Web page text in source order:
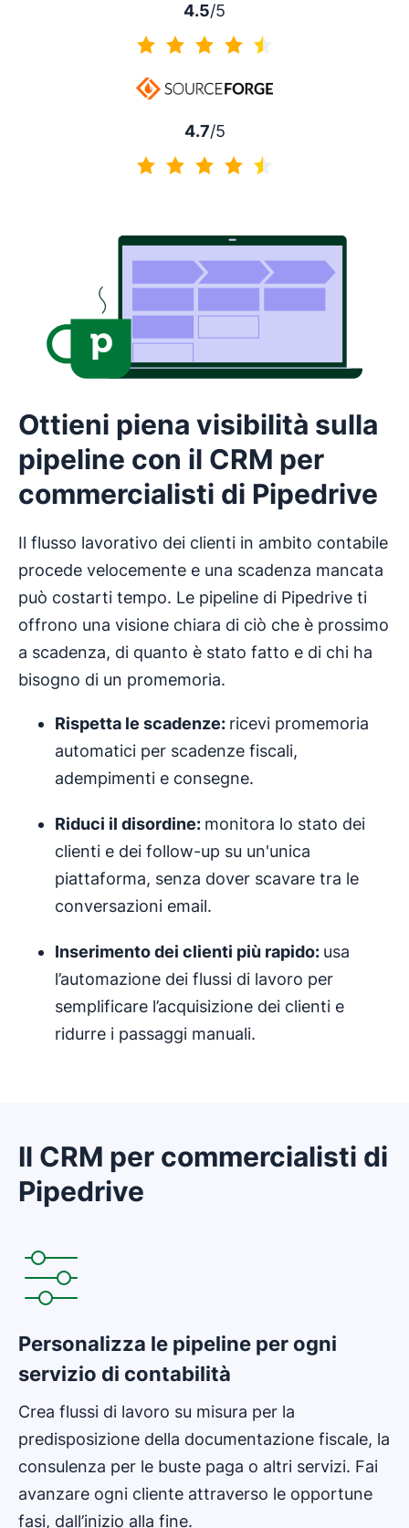
4.5/5
4.7/5
Ottieni piena visibilità sulla
pipeline con il CRM per
commercialisti di Pipedrive
Il flusso lavorativo dei clienti in ambito contabile
procede velocemente e una scadenza mancata
può costarti tempo. Le pipeline di Pipedrive ti
offrono una visione chiara di ciò che è prossimo
a scadenza, di quanto è stato fatto e di chi ha
bisogno di un promemoria.
Rispetta le scadenze: ricevi promemoria
automatici per scadenze fiscali,
adempimenti e consegne.
Riduci il disordine: monitora lo stato dei
clienti e dei follow-up su un'unica
piattaforma, senza dover scavare tra le
conversazioni email.
Inserimento dei clienti più rapido: usa
l’automazione dei flussi di lavoro per
semplificare l’acquisizione dei clienti e
ridurre i passaggi manuali.
Il CRM per commercialisti di
Pipedrive
Personalizza le pipeline per ogni
servizio di contabilità
Crea flussi di lavoro su misura per la
predisposizione della documentazione fiscale, la
consulenza per le buste paga o altri servizi. Fai
avanzare ogni cliente attraverso le opportune
fasi, dall’inizio alla fine.